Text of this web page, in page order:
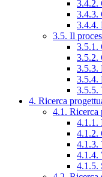
3.4.2.
3.4.3.
3.4.4.
3.5. Il
3.5.1.
3.5.2.
3.5.3.
3.5.4.
3.5.5.
4. Ricerca
4.1. Ricerca
4.1.1.
4.1.2.
4.1.3.
4.1.4.
4.1.5.